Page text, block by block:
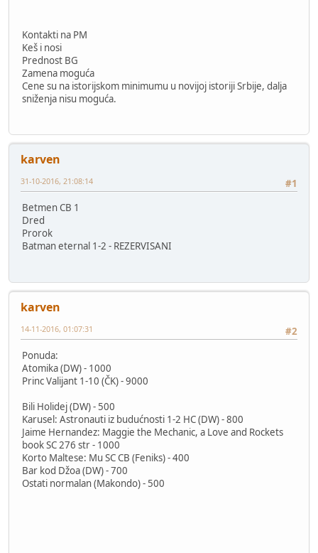
Kontakti na PM
Keš i nosi
Prednost BG
Zamena moguća
Cene su na istorijskom minimumu u novijoj istoriji Srbije, dalja
sniženja nisu moguća.
karven
#1
31-10-2016, 21:08:14
Betmen CB 1
Dred
Prorok
Batman eternal 1-2 - REZERVISANI
karven
#2
14-11-2016, 01:07:31
Ponuda:
Atomika (DW) - 1000
Princ Valijant 1-10 (ČK) - 9000
Bili Holidej (DW) - 500
Karusel: Astronauti iz budućnosti 1-2 HC (DW) - 800
Jaime Hernandez: Maggie the Mechanic, a Love and Rockets
book SC 276 str - 1000
Korto Maltese: Mu SC CB (Feniks) - 400
Bar kod Džoa (DW) - 700
Ostati normalan (Makondo) - 500